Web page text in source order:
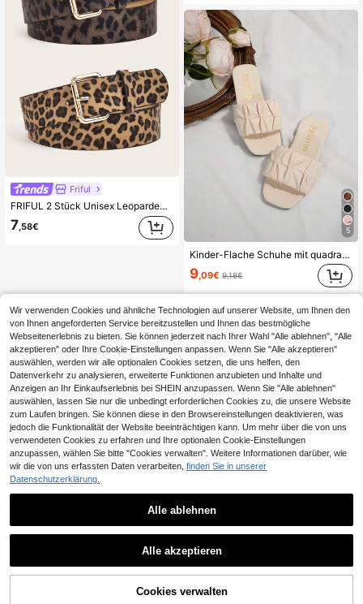
Friful
FRIFUL 2 Stück Unisex Leoparden Tierdruck PU Leder Mode Lässig Gürtel, geeignet für alle Jahreszeiten Sommer, Schule Herbst, Herbst, Halloween
7,58€ 5
Kinder-Flache Schuhe mit quadratischer Zehenpartie, Einteilige Sandalen, Mädchen Outdoor Strandpantoffeln
9 ,09€ 9,18€
JETZT EINKAUFEN
Wir verwenden Cookies und ähnliche Technologien auf unserer Website, um Ihnen den
von Ihnen angeforderten Service bereitzustellen und Ihnen das bestmögliche
Webseitenerlebnis zu bieten. Sie können jederzeit nach Ihrer Wahl "Alle ablehnen", "Alle
akzeptieren" oder Ihre Cookie-Einstellungen anpassen. Wenn Sie "Alle akzeptieren"
auswählen, werden wir alle optionalen Cookies setzen, die uns helfen, den
Datenverkehr zu analysieren, erweiterte Funktionen anzubieten und Inhalte und
Anzeigen an Ihr Einkaufserlebnis bei SHEIN anzupassen. Wenn Sie "Alle ablehnen"
auswählen, lassen Sie nur die unbedingt erforderlichen Cookies zu, die unsere Website
zum Laufen bringen. Sie können diese in den Browsereinstellungen deaktivieren, was
jedoch die Funktionalität der Website beeinträchtigen kann. Um mehr über die von uns
verwendeten Cookies zu erfahren und Ihre optionalen Cookie-Einstellungen
anzupassen, wählen Sie bitte "Cookies verwalten". Weitere Informationen darüber, wie
wir die von uns erfassten Daten verarbeiten, finden Sie in unserer
Datenschutzerklärung.
Alle ablehnen
Alle akzeptieren
Cookies verwalten